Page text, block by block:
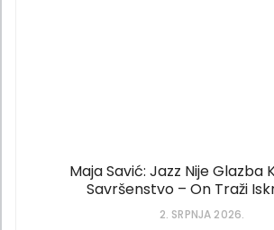
Maja Savić: Jazz Nije Glazba
Savršenstvo – On Traži
2. SRPNJA 2026.